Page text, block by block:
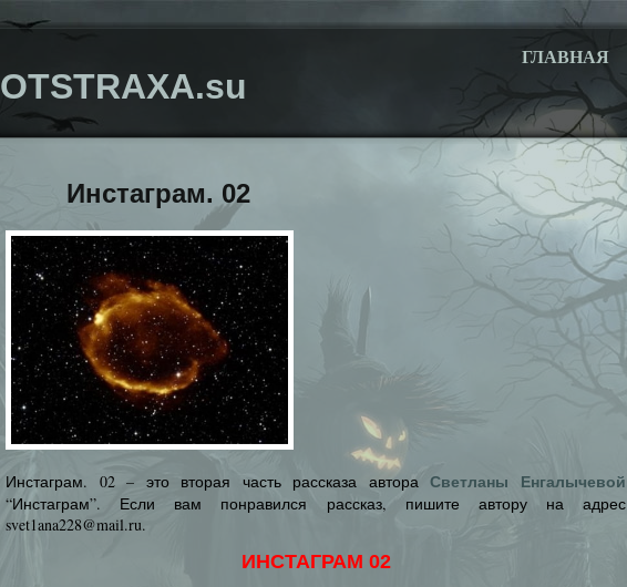
OTSTRAXA.su
ГЛАВНАЯ
Инстаграм. 02
Инстаграм. 02 – это вторая часть рассказа автораСветланы Енгалычевой
“Инстаграм”. Если вам понравился рассказ, пишите автору на адрес
svet1ana228@mail.ru.
ИНСТАГРАМ 02